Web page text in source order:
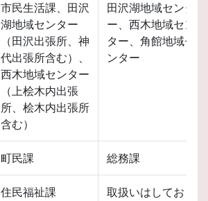
市民生活課、田沢
湖地域センター
（田沢出張所、神
代出張所含む）、
西木地域センター
（上桧木内出張
所、桧木内出張所
含む）
田沢湖地域センタ
ー、西木地域セン
ター、角館地域セ
ンター
町民課 総務課
住民福祉課
取扱いはしており